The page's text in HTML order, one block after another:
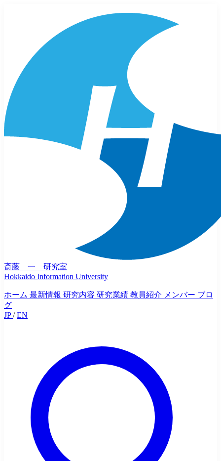
斎藤 一 研究室
Hokkaido Information University
ホーム 最新情報 研究内容 研究業績 教員紹介 メンバー ブロ
グ
JP/ EN